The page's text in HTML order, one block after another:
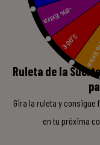
Ruleta de la
Gira la ruleta y
en tu próxima